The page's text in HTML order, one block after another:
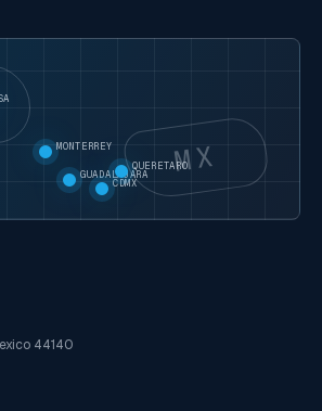
MX
MONTERREY
GUADALAJARA
CDMX
QUERETARO
44140